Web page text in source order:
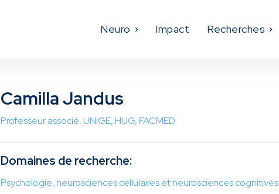
Neuro Impact Recherches
Camilla Jandus
Professeur associé, UNIGE, HUG, FACMED
Domaines de recherche:
Psychologie, neurosciences cellulaires et neurosciences cognitives